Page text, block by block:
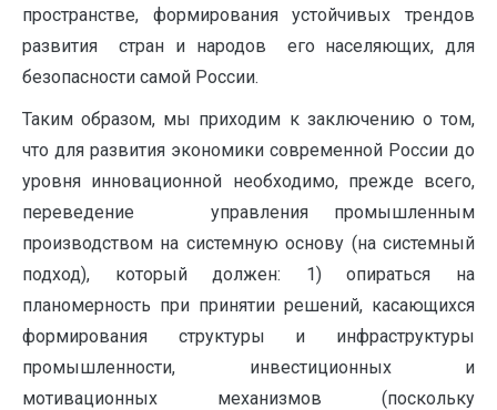
пространстве, формирования устойчивых трендов
развития стран и народов его населяющих, для
безопасности самой России.
Таким образом, мы приходим к заключению о том,
что для развития экономики современной России до
уровня инновационной необходимо, прежде всего,
переведение управления промышленным
производством на системную основу (на системный
подход), который должен: 1) опираться на
планомерность при принятии решений, касающихся
формирования структуры и инфраструктуры
промышленности, инвестиционных и
мотивационных механизмов (поскольку